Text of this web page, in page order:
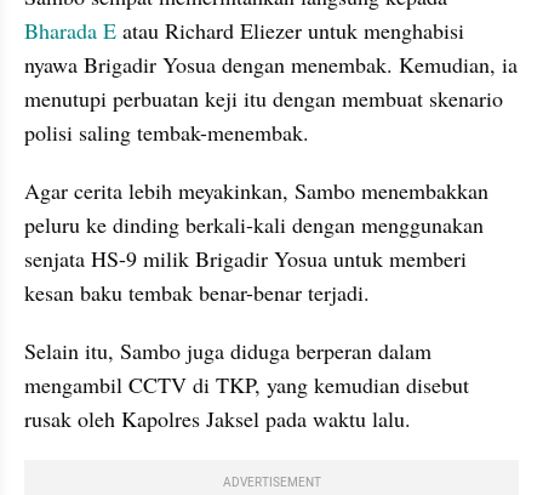
Bharada E atau Richard Eliezer untuk menghabisi
nyawa Brigadir Yosua dengan menembak. Kemudian, ia
menutupi perbuatan keji itu dengan membuat skenario
polisi saling tembak-menembak.
Agar cerita lebih meyakinkan, Sambo menembakkan
peluru ke dinding berkali-kali dengan menggunakan
senjata HS-9 milik Brigadir Yosua untuk memberi
kesan baku tembak benar-benar terjadi.
Selain itu, Sambo juga diduga berperan dalam
mengambil CCTV di TKP, yang kemudian disebut
rusak oleh Kapolres Jaksel pada waktu lalu.
ADVERTISEMENT